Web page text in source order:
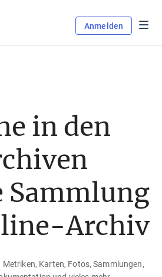
Anmelden
in den
Sammlung
Archiv
Metriken, Karten, Fotos, Sammlungen,